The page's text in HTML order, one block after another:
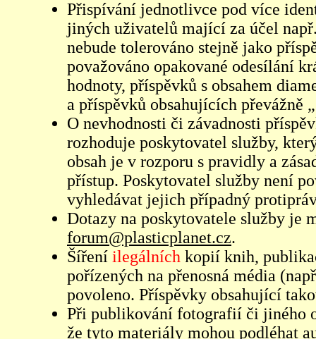
Přispívání jednotlivce pod více
jiných uživatelů mající za účel
nebude tolerováno stejně jako
považováno opakované odesílání
hodnoty, příspěvků s obsahem
a příspěvků obsahujících převážně
O nevhodnosti či závadnosti
rozhoduje poskytovatel služby,
obsah je v rozporu s pravidly a
přístup. Poskytovatel služby není
vyhledávat jejich případný
Dotazy na poskytovatele služby je
forum@plasticplanet.cz.
Šíření ilegálních kopií knih,
pořízených na přenosná média
povoleno. Příspěvky obsahující
Při publikování fotografií či jiného
že tyto materiály mohou podléhat